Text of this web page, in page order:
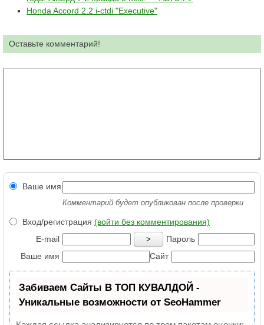
Honda Accord 2.2 i-ctdi "Executive"
Оставьте комментарий!
Ваше имя
Комментарий будет опубликован после проверки
Вход/регистрация (войти без комментирования)
E-mail
>
Пароль
Ваше имя
Сайт
Забиваем Сайты В ТОП КУВАЛДОЙ -
Уникальные возможности от SeoHammer